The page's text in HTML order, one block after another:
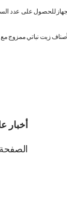
للحصول على عدد
زيت نباتي
أخبار
الصفحة